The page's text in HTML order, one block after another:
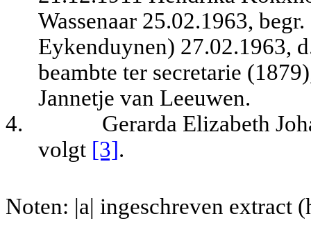
Wassenaar 25.02.1963,
Eykenduynen) 27.02.1963,
beambte ter secretarie
Jannetje van Leeuwen.
4.
Gerarda Elizabeth
volgt [3].
Noten: |a| ingeschreven extract